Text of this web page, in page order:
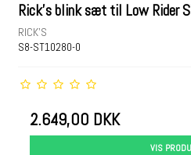
Rick's blink sæt til Low Rider
RICK'S
S8-ST10280-0
2.649,00 DKK
VIS